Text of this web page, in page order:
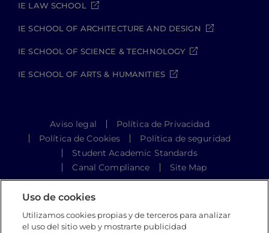
IE LAW SCHOOL
IE SCHOOL OF ARCHITECTURE AND DESIGN
IE SCHOOL OF SCIENCE & TECHNOLOGY
IE SCHOOL OF ARTS & HUMANITIES
Aviso legal
Política de Privacidad
Política de Cookies
Política de seguridad
Student Academic Standards
Canal Compliance
Site Map
IE University 2026
Uso de cookies
Utilizamos cookies propias y de terceros para analizar
el uso del sitio web y mostrarte publicidad